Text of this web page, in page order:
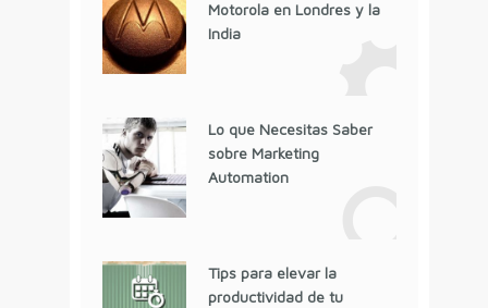
Motorola en Londres y la
India
Lo que Necesitas Saber
sobre Marketing
Automation
Tips para elevar la
productividad de tu